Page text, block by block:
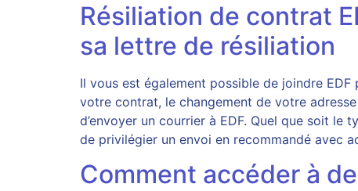
Résiliation de contrat
sa lettre de résiliation
Il vous est également possible de joindre
votre contrat, le changement de votre
d’envoyer un courrier à EDF. Quel que soit
de privilégier un envoi en recommandé avec
Comment accéder à